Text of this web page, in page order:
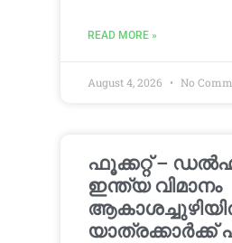
READ MORE »
August 4, 2026 No
ഫൂക്കറ്റ് –
ഇന്ത്യ വിമാനം
യാത്രക്കാര്‍ക്ക്